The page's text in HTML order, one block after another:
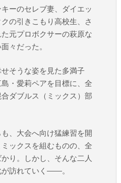
ーのセレブ妻、ダイエッ
の引きこもり高校生、さ
元プロボクサーの萩原な
々だった。
そうな姿を見た多満子
・愛莉ペアを目標に、全
ダブルス（ミックス）部
、大会へ向け猛練習を開
ックスを組むものの、全
り。しかし、そんな二人
が訪れていく――。